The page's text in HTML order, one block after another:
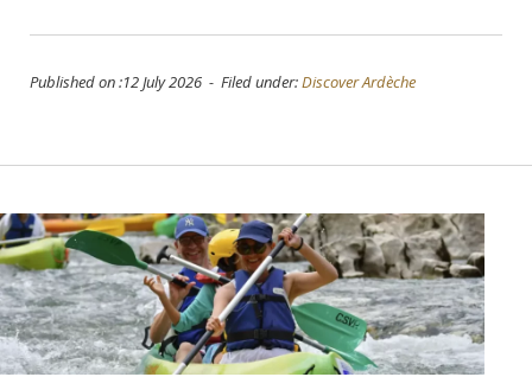
Published on :12 July 2026 - Filed under:Discover Ardèche